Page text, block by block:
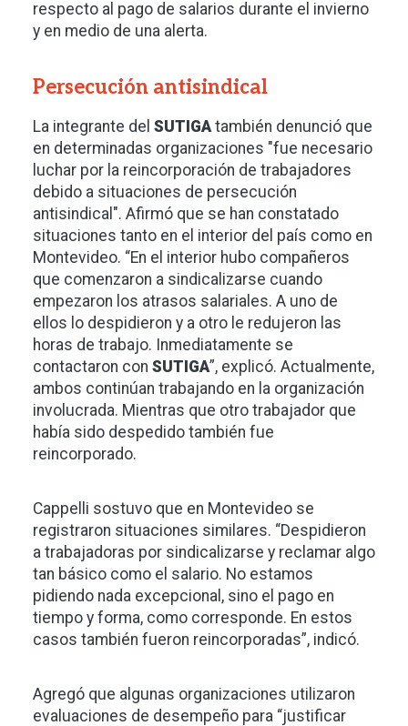
respecto al pago de salarios durante el invierno
y en medio de una alerta.
Persecución antisindical
La integrante del SUTIGA también denunció que
en determinadas organizaciones "fue necesario
luchar por la reincorporación de trabajadores
debido a situaciones de persecución
antisindical". Afirmó que se han constatado
situaciones tanto en el interior del país como en
Montevideo. “En el interior hubo compañeros
que comenzaron a sindicalizarse cuando
empezaron los atrasos salariales. A uno de
ellos lo despidieron y a otro le redujeron las
horas de trabajo. Inmediatamente se
contactaron con SUTIGA”, explicó. Actualmente,
ambos continúan trabajando en la organización
involucrada. Mientras que otro trabajador que
había sido despedido también fue
reincorporado.
Cappelli sostuvo que en Montevideo se
registraron situaciones similares. “Despidieron
a trabajadoras por sindicalizarse y reclamar algo
tan básico como el salario. No estamos
pidiendo nada excepcional, sino el pago en
tiempo y forma, como corresponde. En estos
casos también fueron reincorporadas”, indicó.
Agregó que algunas organizaciones utilizaron
evaluaciones de desempeño para “justificar